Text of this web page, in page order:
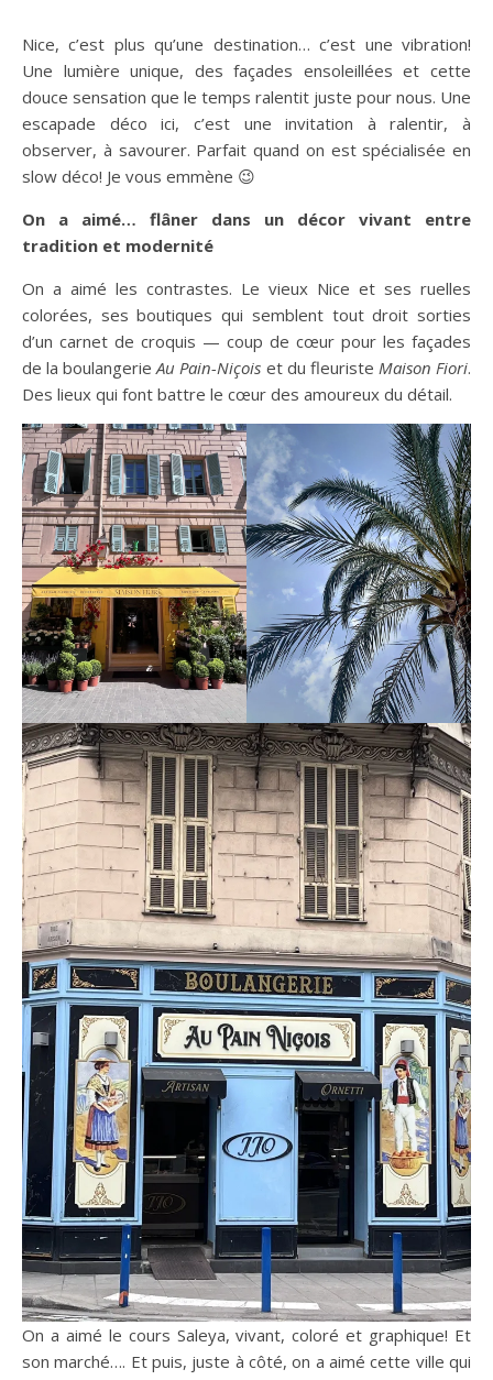
Nice, c’est plus qu’une destination… c’est une vibration!
Une lumière unique, des façades ensoleillées et cette
douce sensation que le temps ralentit juste pour nous. Une
escapade déco ici, c’est une invitation à ralentir, à
observer, à savourer. Parfait quand on est spécialisée en
slow déco! Je vous emmène 😉
On a aimé… flâner dans un décor vivant entre
tradition et modernité
On a aimé les contrastes. Le vieux Nice et ses ruelles
colorées, ses boutiques qui semblent tout droit sorties
d’un carnet de croquis — coup de cœur pour les façades
de la boulangerieAu Pain-Niçois et du fleuriste Maison Fiori.
Des lieux qui font battre le cœur des amoureux du détail.
On a aimé le cours Saleya, vivant, coloré et graphique! Et
son marché…. Et puis, juste à côté, on a aimé cette ville qui